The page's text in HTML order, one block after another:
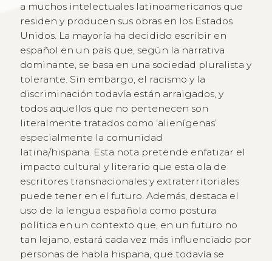
a muchos intelectuales latinoamericanos que
residen y producen sus obras en los Estados
Unidos. La mayoría ha decidido escribir en
español en un país que, según la narrativa
dominante, se basa en una sociedad pluralista y
tolerante. Sin embargo, el racismo y la
discriminación todavía están arraigados, y
todos aquellos que no pertenecen son
literalmente tratados como ‘alienígenas’
especialmente la comunidad
latina/hispana. Esta nota pretende enfatizar el
impacto cultural y literario que esta ola de
escritores transnacionales y extraterritoriales
puede tener en el futuro. Además, destaca el
uso de la lengua española como postura
política en un contexto que, en un futuro no
tan lejano, estará cada vez más influenciado por
personas de habla hispana, que todavía se